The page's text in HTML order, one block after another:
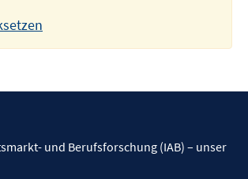
und Berufsforschung (IAB) – unser